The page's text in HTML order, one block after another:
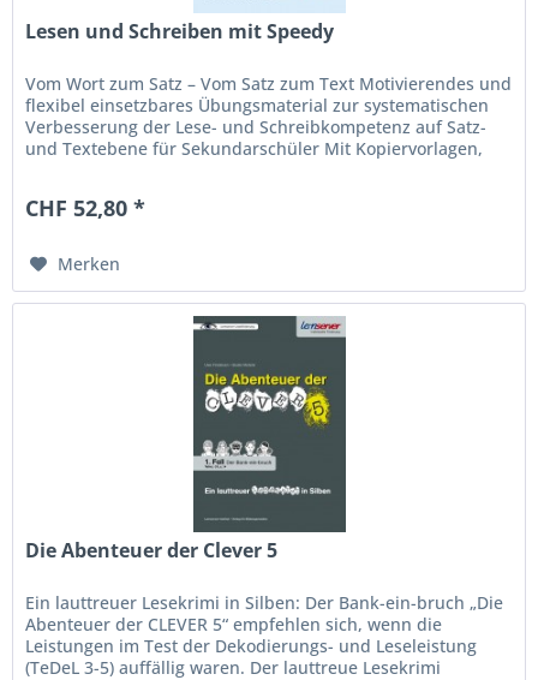
Lesen und Schreiben mit Speedy
Vom Wort zum Satz – Vom Satz zum Text Motivierendes und
flexibel einsetzbares Übungsmaterial zur systematischen
Verbesserung der Lese- und Schreibkompetenz auf Satz-
und Textebene für Sekundarschüler Mit Kopiervorlagen,
CHF 52,80 *
Merken
Die Abenteuer der Clever 5
Ein lauttreuer Lesekrimi in Silben: Der Bank-ein-bruch „Die
Abenteuer der CLEVER 5“ empfehlen sich, wenn die
Leistungen im Test der Dekodierungs- und Leseleistung
(TeDeL 3-5) auffällig waren. Der lauttreue Lesekrimi